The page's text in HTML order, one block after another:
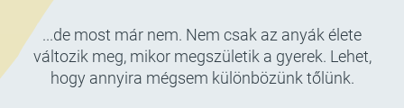
...de most már nem. Nem csak az anyák élete
változik meg, mikor megszületik a gyerek. Lehet,
hogy annyira mégsem különbözünk tőlünk.